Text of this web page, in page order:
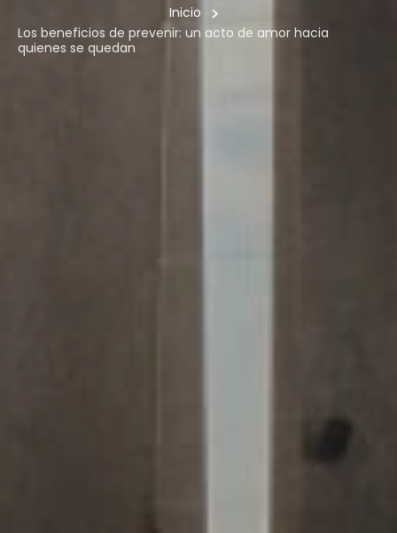
Inicio >
Los beneficios de prevenir: un acto de amor hacia
quienes se quedan